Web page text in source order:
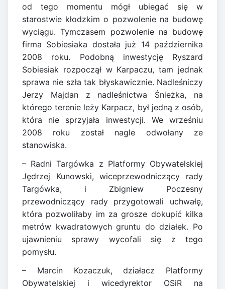
od tego momentu mógł ubiegać się w
starostwie kłodzkim o pozwolenie na budowę
wyciągu. Tymczasem pozwolenie na budowę
firma Sobiesiaka dostała już 14 października
2008 roku. Podobną inwestycję Ryszard
Sobiesiak rozpoczął w Karpaczu, tam jednak
sprawa nie szła tak błyskawicznie. Nadleśniczy
Jerzy Majdan z nadleśnictwa Śnieżka, na
którego terenie leży Karpacz, był jedną z osób,
która nie sprzyjała inwestycji. We wrześniu
2008 roku został nagle odwołany ze
stanowiska.
– Radni Targówka z Platformy Obywatelskiej
Jędrzej Kunowski, wiceprzewodniczący rady
Targówka, i Zbigniew Poczesny
przewodniczący rady przygotowali uchwałę,
która pozwoliłaby im za grosze dokupić kilka
metrów kwadratowych gruntu do działek. Po
ujawnieniu sprawy wycofali się z tego
pomysłu.
– Marcin Kozaczuk, działacz Platformy
Obywatelskiej i wicedyrektor OSiR na